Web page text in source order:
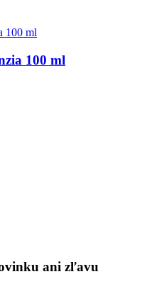
100 ml
ani zľavu